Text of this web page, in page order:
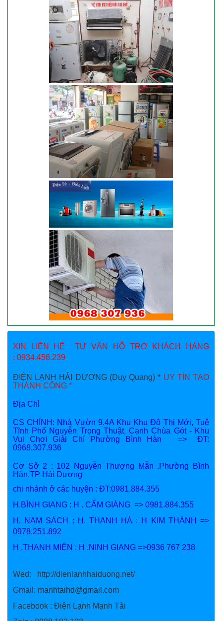
XIN LIÊN HỆ TƯ VẤN HỖ TRỢ KHÁCH HÀNG
: 0934.456.239
ĐIỆN LẠNH HẢI DƯƠNG (Duy Quang) * UY TÍN TẠO
THÀNH CÔNG *
Địa Chỉ
CS CHÍNH: Nhà Vườn 9.4A Khu Khu Đô Thị Mới, Tuệ
Tĩnh Phố Nguyễn Trọng Thuật, Cạnh Chùa Gót - Khu
Vui Chơi Giải Chí Phường Bình Hàn => ĐT:
0968.307.936
Cơ Sở 2 : 102 Nguyễn Thượng Mẫn .Phường Bình
Hàn.TP Hải Dương
chi nhánh ở các huyện : ĐT:0981.884.355
H.BÌNH GIANG : H . CẨM GIÀNG => 0981.884.355
H. NAM SÁCH : H. THANH HÀ : H KIM THÀNH =>
0978.251.892
H .THANH MIỆN : H .NINH GIANG =>0936 767 238
Wed: http://dienlanhhaiduong.net/
Gmail: manhtaihd@gmail.com
Facebook : Điện Lạnh Mạnh Tài